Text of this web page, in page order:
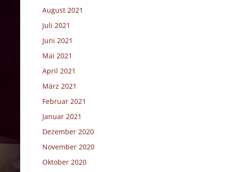
August 2021
Juli 2021
Juni 2021
Mai 2021
April 2021
März 2021
Februar 2021
Januar 2021
Dezember 2020
November 2020
Oktober 2020